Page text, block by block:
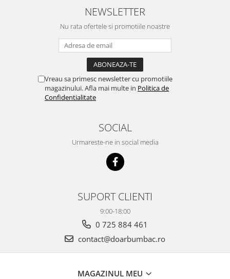
NEWSLETTER
Nu rata ofertele si promotiile noastre
Vreau sa primesc newsletter cu promotiile
magazinului. Afla mai multe in Politica de
Confidentialitate
SOCIAL
Urmareste-ne in social media
SUPORT CLIENTI
9:00-18:00
0 725 884 461
contact@doarbumbac.ro
MAGAZINUL MEU